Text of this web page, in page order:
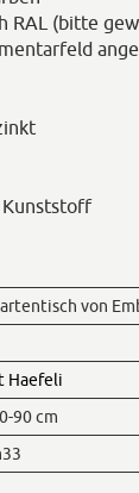
RAL (bitte
von
Haefeli
90 cm